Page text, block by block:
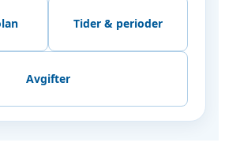
Tider & perioder
Avgifter